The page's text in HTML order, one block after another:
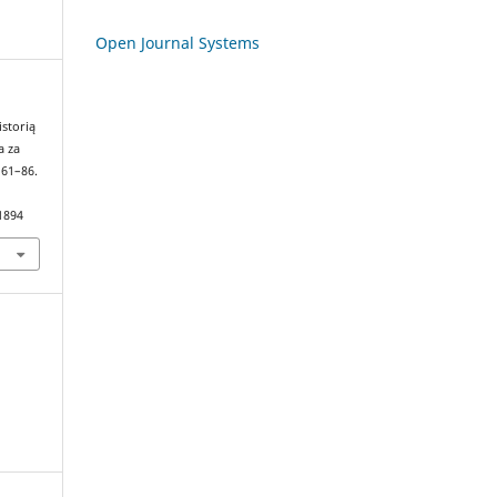
za
Open Journal Systems